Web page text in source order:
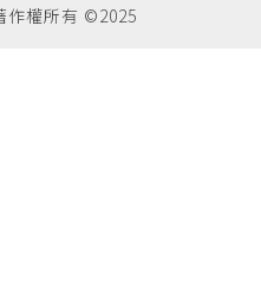
作權所有 ©2025